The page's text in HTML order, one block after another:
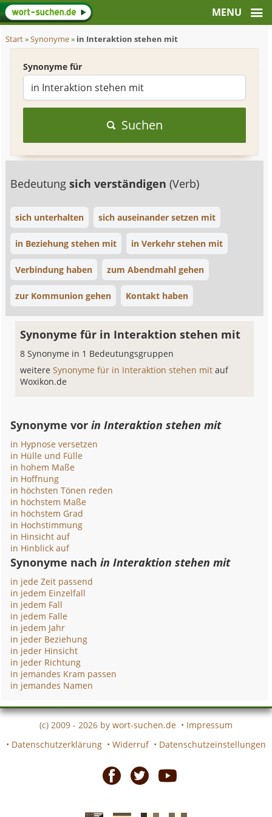
Start»Synonyme» in Interaktion stehen mit
Synonyme für
Suchen
Bedeutungsich verständigen(Verb)
sich unterhalten sich auseinander setzen mit
in Beziehung stehen mit in Verkehr stehen mit
Verbindung haben zum Abendmahl gehen
zur Kommunion gehen Kontakt haben
Synonyme für in Interaktion stehen mit
8 Synonyme in 1 Bedeutungsgruppen
weitereSynonyme für in Interaktion stehen mitauf
Woxikon.de
Synonyme vorin Interaktion stehen mit
in Hypnose versetzen
in Hülle und Fülle
in hohem Maße
in Hoffnung
in höchsten Tönen reden
in höchstem Maße
in höchstem Grad
in Hochstimmung
in Hinsicht auf
in Hinblick auf
Synonyme nachin Interaktion stehen mit
in jede Zeit passend
in jedem Einzelfall
in jedem Fall
in jedem Falle
in jedem Jahr
in jeder Beziehung
in jeder Hinsicht
in jeder Richtung
in jemandes Kram passen
in jemandes Namen
(c) 2009 - 2026 by wort-suchen.de • Impressum
• Datenschutzerklärung • Widerruf • Datenschutzeinstellungen